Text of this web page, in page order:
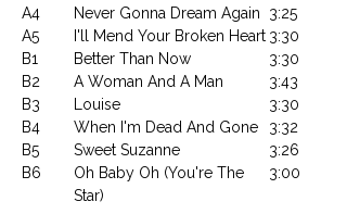
A4
Never Gonna Dream Again
3:25
A5
I'll Mend Your Broken Heart 3:30
B1
Better Than Now
3:30
B2
A Woman And A Man
3:43
B3
Louise
3:30
B4
When I'm Dead And Gone
3:32
B5
Sweet Suzanne
3:26
B6
Oh Baby Oh (You're The
Star)
3:00